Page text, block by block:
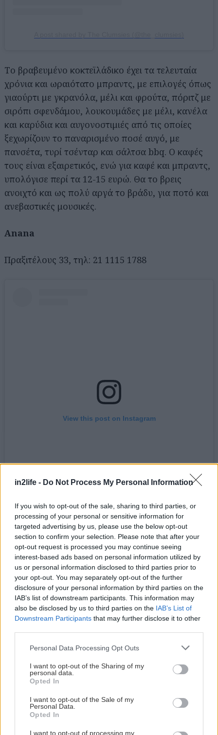
in2life - Do Not Process My Personal Information
If you wish to opt-out of the sale, sharing to third parties, or
processing of your personal or sensitive information for
targeted advertising by us, please use the below opt-out
section to confirm your selection. Please note that after your
opt-out request is processed you may continue seeing
interest-based ads based on personal information utilized by
us or personal information disclosed to third parties prior to
your opt-out. You may separately opt-out of the further
disclosure of your personal information by third parties on the
IAB’s list of downstream participants. This information may
also be disclosed by us to third parties on the IAB’s List of
Downstream Participants that may further disclose it to other
Please note that this website/app uses one or more Google
not limited to your visit or usage behaviour. You may click to
grant or deny consent to Google and its third-party tags to
use your data for below specified purposes in below Google
consent section.
Personal Data Processing Opt Outs
I want to opt-out of the Sharing of my
personal data.
Opted In
I want to opt-out of the Sale of my
Personal Data.
Opted In
I want to opt-out of processing my
Tο βραβευμένο κοκτεϊλάδικο έχει τα τελευταία
χρόνια και ωραιότατο μπραντς, με επιλογές όπως
γιαούρτι με γκρανόλα, μέλι και φρούτα, πόριτζ με
σιρόπι σφενδάμου, λουκουμάδες με μέλι, κανέλα
και καρύδια και αυγονοστιμιές από τις οποίες
ξεχωρίζουν το παναρισμένο ποσέ αυγό, με
πανσέτα, τυρί τσένταρ και σάλτσα bbq. Ο καφές
τους είναι εξαιρετικός, ενώ για καφέ και μπραντς,
υπολόγισε περί τα 12-15 ευρώ. Θα το βρεις
ανοιχτό και ως πολύ αργά το βράδυ, για ποτό και
ανεβαστικές μουσικές.
Anana
Πραξιτέλους 33, τηλ: 21 1115 1788
View this post on Instagram
A post shared by ANÄNA Coffee | Food (@ananacoffeefood)
Θα το βρεις σε ένα όμορφο κτίριο με θόλο, με
άπλετο φως, με αύρα βερολινέζικου καφέ. Στο
Anana θα απολαύσεις specialty καφέδες σε
μεγάλη ποικιλία από την Κένυα, την Κόστα Ρίκα,
τη Βραζιλία και αλλού, αλλά και ωραιότατο
μπραντς με αυγά σε διάφορα είδη, French Toast
και φρεσκοστιμμένους ή cold pressed χυμούς.
Μπόνους οι λιχουδιές που ετοιμάζουν για τους
τετράποδους φίλους μας. Για καφεδάκι με
Τhe Makers